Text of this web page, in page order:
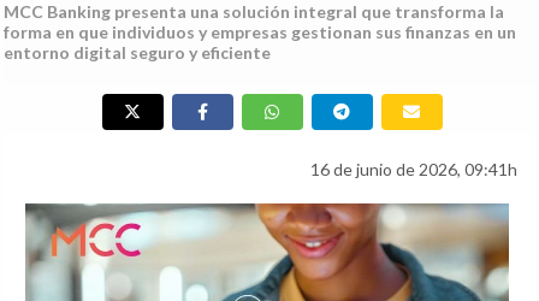
MCC Banking presenta una solución integral que transforma la
forma en que individuos y empresas gestionan sus finanzas en un
entorno digital seguro y eficiente
16 de junio de 2026, 09:41h